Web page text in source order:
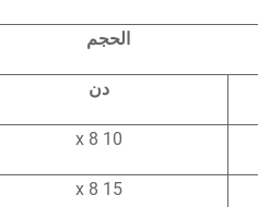
الحجم
دن
10 x 8
15 x 8